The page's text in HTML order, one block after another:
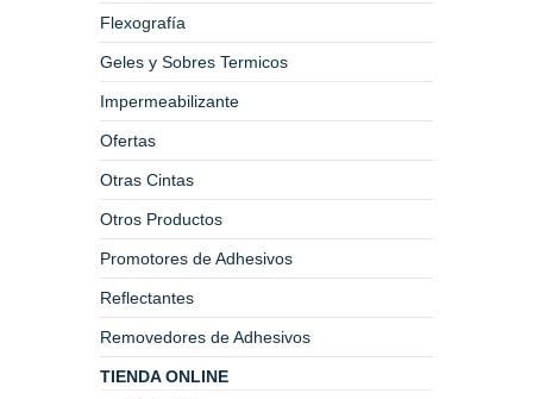
Flexografía
Geles y Sobres Termicos
Impermeabilizante
Ofertas
Otras Cintas
Otros Productos
Promotores de Adhesivos
Reflectantes
Removedores de Adhesivos
TIENDA ONLINE